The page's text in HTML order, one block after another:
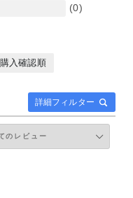
(0)
詳細フィルター
購入確認順